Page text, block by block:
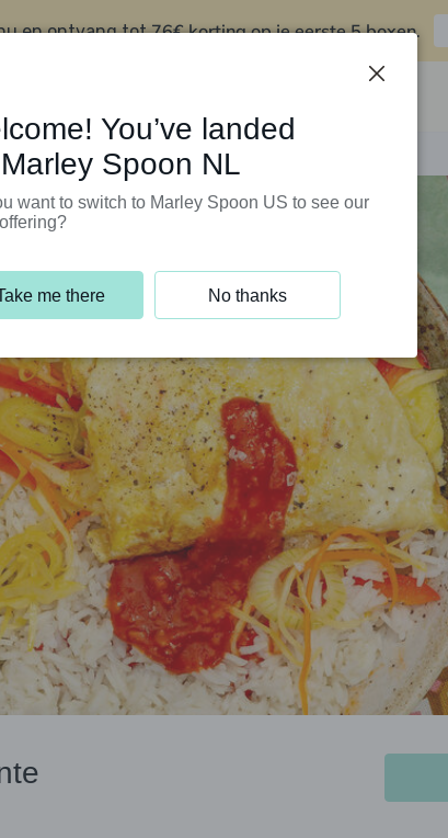
en ontvang tot76€ korting op je eerste 5 boxen.
You’ve landed
Spoon NL
want to switch to Marley Spoon US to see our
me there No thanks